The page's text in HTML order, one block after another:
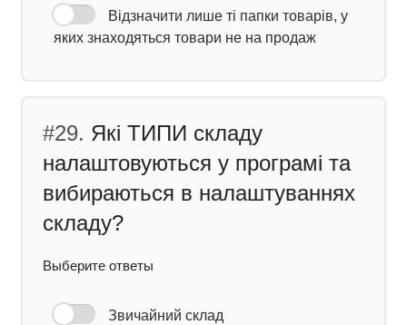
Відзначити лише ті папки товарів, у
яких знаходяться товари не на продаж
#29. Які ТИПИ складу
налаштовуються у програмі та
вибираються в налаштуваннях
складу?
Выберите ответы
Звичайний склад